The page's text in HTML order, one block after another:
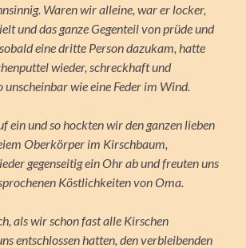
Waren wir alleine, war er locker,
und das ganze Gegenteil von prüde und
eine dritte Person dazukam, hatte
wieder, schreckhaft und
unscheinbar wie eine Feder im Wind.
ein und so hockten wir den ganzen lieben
Oberkörper im Kirschbaum,
gegenseitig ein Ohr ab und freuten uns
Köstlichkeiten von Oma.
als wir schon fast alle Kirschen
entschlossen hatten, den verbleibenden